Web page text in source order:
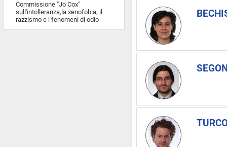
Commissione "Jo Cox"
sull'intolleranza,la xenofobia, il
razzismo e i fenomeni di odio